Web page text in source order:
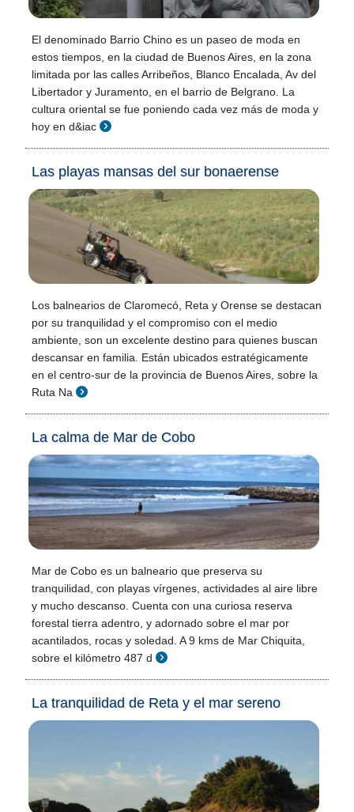
El denominado Barrio Chino es un paseo de moda en
estos tiempos, en la ciudad de Buenos Aires, en la zona
limitada por las calles Arribeños, Blanco Encalada, Av del
Libertador y Juramento, en el barrio de Belgrano. La
cultura oriental se fue poniendo cada vez más de moda y
hoy en d&iac
Las playas mansas del sur bonaerense
Los balnearios de Claromecó, Reta y Orense se destacan
por su tranquilidad y el compromiso con el medio
ambiente, son un excelente destino para quienes buscan
descansar en familia. Están ubicados estratégicamente
en el centro-sur de la provincia de Buenos Aires, sobre la
Ruta Na
La calma de Mar de Cobo
Mar de Cobo es un balneario que preserva su
tranquilidad, con playas vírgenes, actividades al aire libre
y mucho descanso. Cuenta con una curiosa reserva
forestal tierra adentro, y adornado sobre el mar por
acantilados, rocas y soledad. A 9 kms de Mar Chiquita,
sobre el kilómetro 487 d
La tranquilidad de Reta y el mar sereno